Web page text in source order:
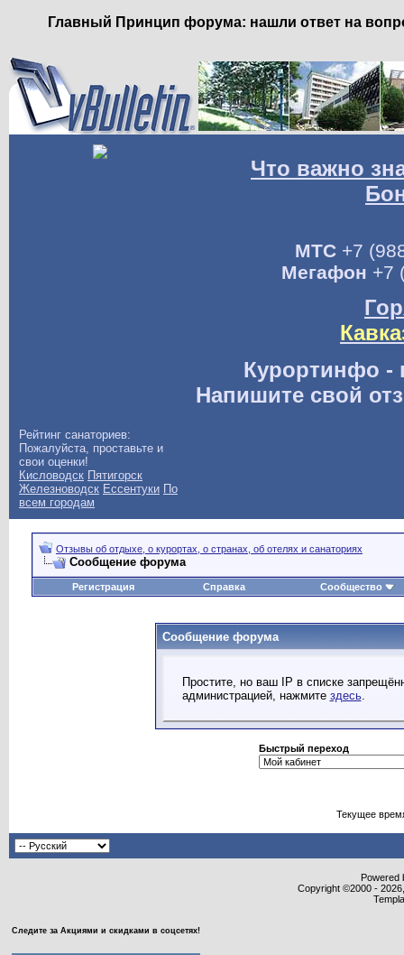
Главный Принцип форума: нашли ответ на
Что важно
МТС+7
Мегафон +7
Курортинфо -
Напишите свой
Рейтинг санаториев:
Пожалуйста, проставьте и
свои оценки!
Кисловодск Пятигорск
Железноводск Ессентуки По
всем городам
Отзывы об отдыхе, о курортах, о странах, об отелях и санаториях
Сообщение форума
Регистрация Справка Сообщество
Сообщение форума
Простите, но ваш IP в списке
администрацией, нажмите здесь.
Быстрый переход
Текущее
Powered
Copyright ©2000 -
Следите за Акциями и скидками в соцсетях!